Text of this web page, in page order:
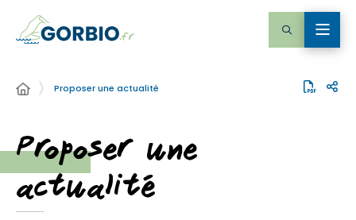
Proposer une actualité
Proposer une
actualité